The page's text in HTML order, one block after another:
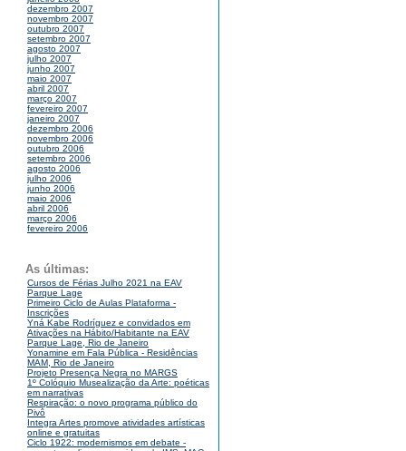
dezembro 2007
novembro 2007
outubro 2007
setembro 2007
agosto 2007
julho 2007
junho 2007
maio 2007
abril 2007
março 2007
fevereiro 2007
janeiro 2007
dezembro 2006
novembro 2006
outubro 2006
setembro 2006
agosto 2006
julho 2006
junho 2006
maio 2006
abril 2006
março 2006
fevereiro 2006
As últimas:
Cursos de Férias Julho 2021 na EAV
Parque Lage
Primeiro Ciclo de Aulas Plataforma -
Inscrições
Yná Kabe Rodríguez e convidados em
Ativações na Hábito/Habitante na EAV
Parque Lage, Rio de Janeiro
Yonamine em Fala Pública - Residências
MAM, Rio de Janeiro
Projeto Presença Negra no MARGS
1º Colóquio Musealização da Arte: poéticas
em narrativas
Respiração: o novo programa público do
Pivô
Integra Artes promove atividades artísticas
online e gratuitas
Ciclo 1922: modernismos em debate -